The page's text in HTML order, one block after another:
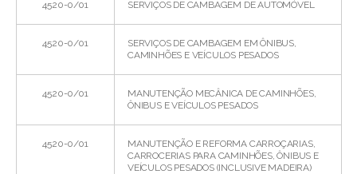
4520-0/01 SERVIÇOS DE CAMBAGEM DE AUTOMÓVEL
4520-0/01
SERVIÇOS DE CAMBAGEM EM ÔNIBUS,
CAMINHÕES E VEÍCULOS PESADOS
4520-0/01
MANUTENÇÃO MECÂNICA DE CAMINHÕES,
ÔNIBUS E VEÍCULOS PESADOS
4520-0/01
MANUTENÇÃO E REFORMA CARROÇARIAS,
CARROCERIAS PARA CAMINHÕES, ÔNIBUS E
VEÍCULOS PESADOS (INCLUSIVE MADEIRA)